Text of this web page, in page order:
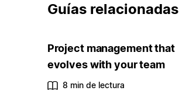
Guías relacionadas
Project management that
evolves with your team
8 min de lectura